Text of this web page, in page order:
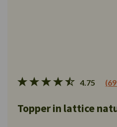
4.75
Topper in lattice